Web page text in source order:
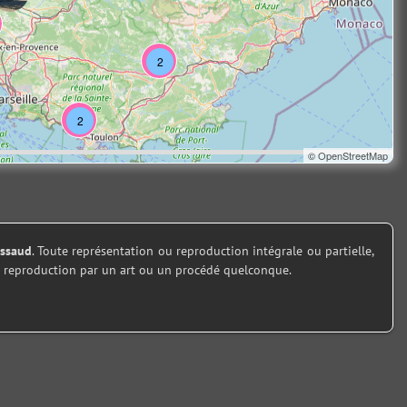
2
2
©OpenStreetMap
. Toute représentation ou reproduction intégrale ou partielle,
par un art ou un procédé quelconque.